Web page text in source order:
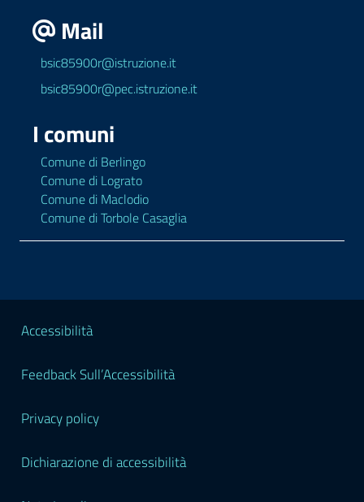
Mail
bsic85900r@istruzione.it
bsic85900r@pec.istruzione.it
I comuni
Comune di Berlingo
Comune di Lograto
Comune di Maclodio
Comune di Torbole Casaglia
Sezione Legale
Accessibilità
Feedback Sull’Accessibilità
Privacy policy
Dichiarazione di accessibilità